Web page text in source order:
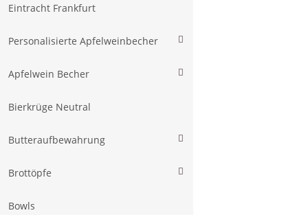
Eintracht Frankfurt
Personalisierte Apfelweinbecher
Apfelwein Becher
Bierkrüge Neutral
Butteraufbewahrung
Brottöpfe
Bowls